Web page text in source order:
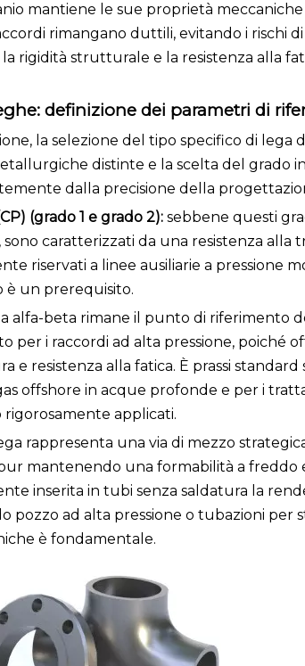
mantiene le sue proprietà
rimangano duttili, evitando i rischi
rigidità strutturale e la resistenza alla
definizione dei parametri di
la selezione del tipo specifico di lega
distinte e la scelta del grado
dalla precisione della
(grado 1 e grado 2): sebbene questi
caratterizzati da una resistenza alla
riservati a linee ausiliarie a pressione
è un prerequisito.
alfa-beta rimane il punto di riferimento
per i raccordi ad alta pressione, poiché
e resistenza alla fatica. È prassi
offshore in acque profonde e per i
rigorosamente applicati.
rappresenta una via di mezzo
mantenendo una formabilità a freddo
inserita in tubi senza saldatura la
pozzo ad alta pressione o tubazioni
è fondamentale.